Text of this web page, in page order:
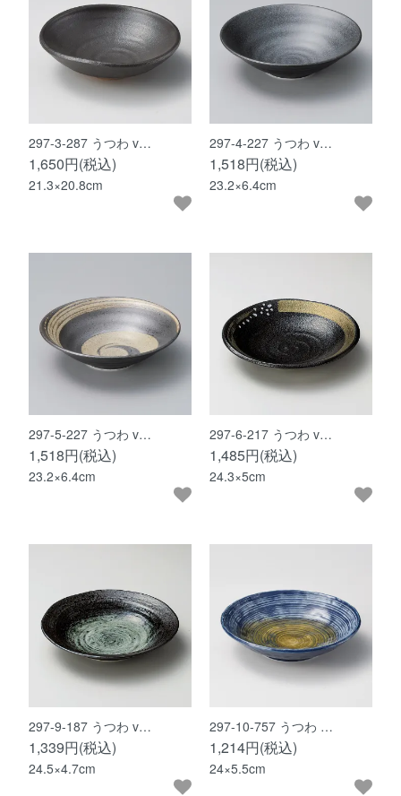
297-3-287 うつわ v…
1,650円(税込)
21.3×20.8cm
297-4-227 うつわ v…
1,518円(税込)
23.2×6.4cm
297-5-227 うつわ v…
1,518円(税込)
23.2×6.4cm
297-6-217 うつわ v…
1,485円(税込)
24.3×5cm
297-9-187 うつわ v…
1,339円(税込)
24.5×4.7cm
297-10-757 うつわ …
1,214円(税込)
24×5.5cm